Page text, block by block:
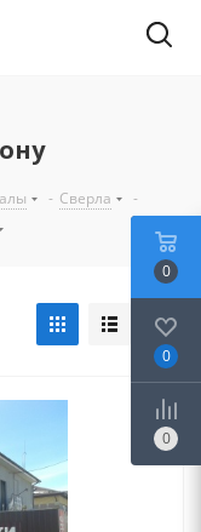
- Сверла
-
0
0
0